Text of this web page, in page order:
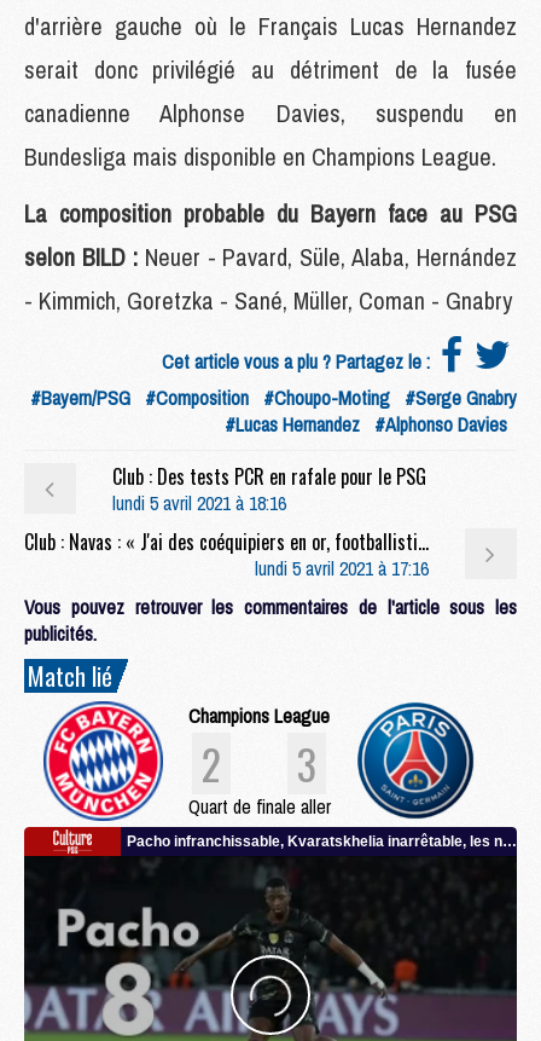
d'arrière gauche où le Français Lucas Hernandez
serait donc privilégié au détriment de la fusée
canadienne Alphonse Davies, suspendu en
Bundesliga mais disponible en Champions League.
La composition probable du Bayern face au PSG
selon BILD : Neuer - Pavard, Süle, Alaba, Hernández
- Kimmich, Goretzka - Sané, Müller, Coman - Gnabry
Cet article vous a plu ? Partagez le :
#Bayern/PSG #Composition #Choupo-Moting #Serge Gnabry
#Lucas Hernandez #Alphonso Davies
Club : Des tests PCR en rafale pour le PSG
lundi 5 avril 2021 à 18:16
Club : Navas : « J'ai des coéquipiers en or, footballistiquement mais aussi humainement »
lundi 5 avril 2021 à 17:16
Vous pouvez retrouver les commentaires de l'article sous les
publicités.
Match lié
Champions League
2 3
Quart de finale aller